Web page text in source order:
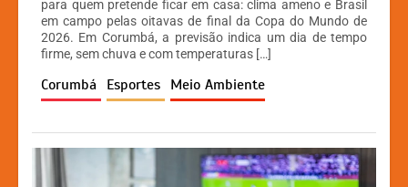
s
A
p
e
b
o
k
s
e
n
er
y
Li
n
para quem pretende ficar em casa: clima ameno e Brasil
em campo pelas oitavas de final da Copa do Mundo de
2026. Em Corumbá, a previsão indica um dia de tempo
firme, sem chuva e com temperaturas […]
Corumbá Esportes Meio Ambiente